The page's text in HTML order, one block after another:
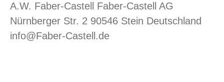
A.W. Faber-Castell Faber-Castell AG
Nürnberger Str. 2 90546 Stein Deutschland
info@Faber-Castell.de